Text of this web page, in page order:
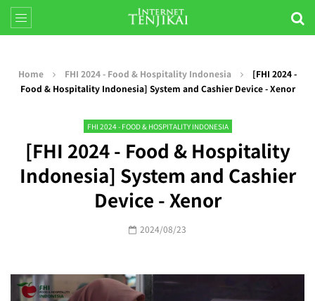
Home FHI 2024 - Food & Hospitality Indonesia
[FHI 2024 -
Food & Hospitality Indonesia] System and Cashier Device - Xenor
FHI 2024 - FOOD & HOSPITALITY INDONESIA
[FHI 2024 - Food & Hospitality
Indonesia] System and Cashier
Device - Xenor
2024/08/23